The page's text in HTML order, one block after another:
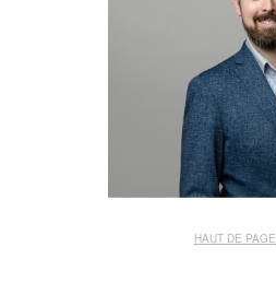
HAUT DE PAGE